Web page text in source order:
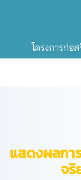
โครงการก่อส
แสดงผลกา
จริ